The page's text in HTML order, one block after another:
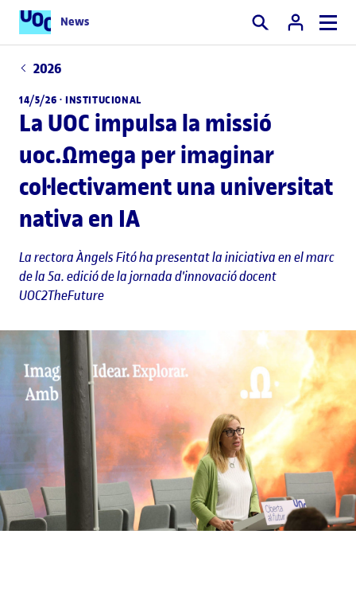
News Cercar
2026
14/5/26 · INSTITUCIONAL
La UOC impulsa la missió
uoc.Ωmega per imaginar
col·lectivament una universitat
nativa en IA
La rectora Àngels Fitó ha presentat la iniciativa en el marc
de la 5a. edició de la jornada d'innovació docent
UOC2TheFuture